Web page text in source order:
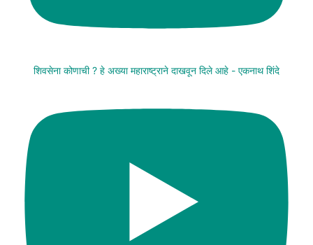
शिवसेना कोणाची ? हे अख्या महाराष्ट्राने दाखवून दिले आहे - एकनाथ शिंदे